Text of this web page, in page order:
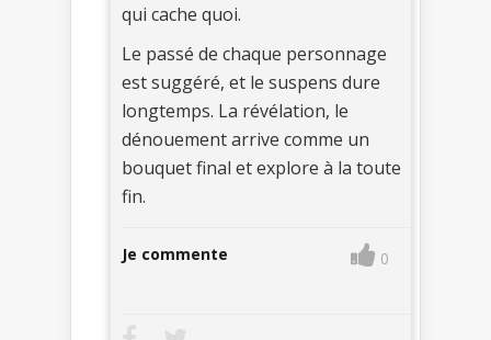
qui cache quoi.
Le passé de chaque personnage
est suggéré, et le suspens dure
longtemps. La révélation, le
dénouement arrive comme un
bouquet final et explore à la toute
fin.
Je commente 0